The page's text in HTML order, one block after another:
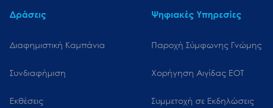
Δράσεις
Διαφημιστική Καμπάνια
Συνδιαφήμιση
Εκθέσεις
Ψηφιακές Υπηρεσίες
Παροχή Σύμφωνης Γνώμης
Χορήγηση Αιγίδας ΕΟΤ
Συμμετοχή σε Εκδηλώσεις